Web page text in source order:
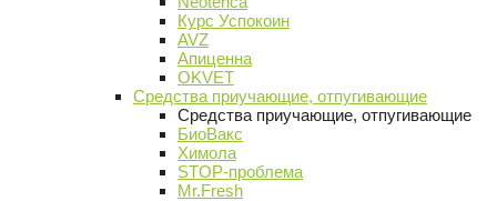
Курс Успокоин
AVZ
Апиценна
OKVET
Средства приучающие, отпугивающие
Средства приучающие, отпугивающие
БиоВакс
Химола
STOP-проблема
Mr.Fresh